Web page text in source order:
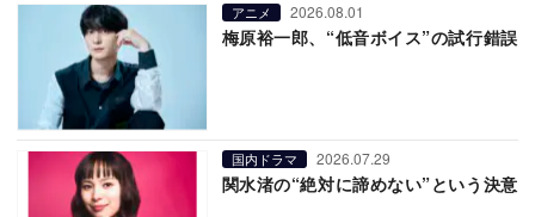
アニメ 2026.08.01
梅原裕一郎、“低音ボイス”の試行錯誤
国内ドラマ 2026.07.29
関水渚の“絶対に諦めない”という決意